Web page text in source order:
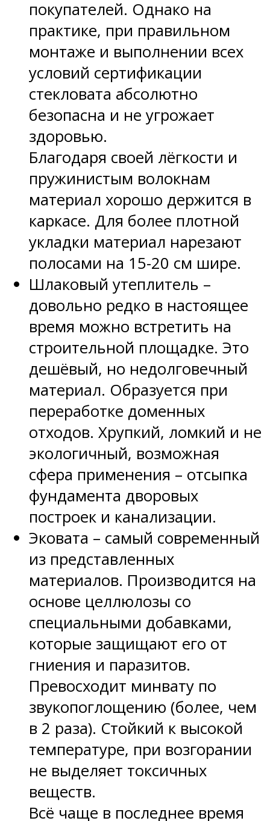
покупателей. Однако на
практике, при правильном
монтаже и выполнении всех
условий сертификации
стекловата абсолютно
безопасна и не угрожает
здоровью.
Благодаря своей лёгкости и
пружинистым волокнам
материал хорошо держится в
каркасе. Для более плотной
укладки материал нарезают
полосами на 15-20 см шире.
Шлаковый утеплитель –
довольно редко в настоящее
время можно встретить на
строительной площадке. Это
дешёвый, но недолговечный
материал. Образуется при
переработке доменных
отходов. Хрупкий, ломкий и не
экологичный, возможная
сфера применения – отсыпка
фундамента дворовых
построек и канализации.
Эковата – самый современный
из представленных
материалов. Производится на
основе целлюлозы со
специальными добавками,
которые защищают его от
гниения и паразитов.
Превосходит минвату по
звукопоглощению (более, чем
в 2 раза). Стойкий к высокой
температуре, при возгорании
не выделяет токсичных
веществ.
Всё чаще в последнее время